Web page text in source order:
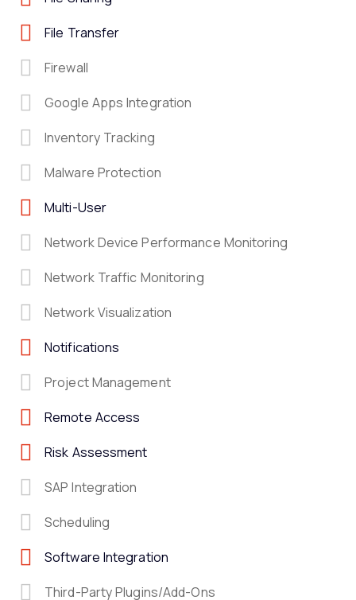
File Transfer
Firewall
Google Apps Integration
Inventory Tracking
Malware Protection
Multi-User
Network Device Performance Monitoring
Network Traffic Monitoring
Network Visualization
Notifications
Project Management
Remote Access
Risk Assessment
SAP Integration
Scheduling
Software Integration
Third-Party Plugins/Add-Ons